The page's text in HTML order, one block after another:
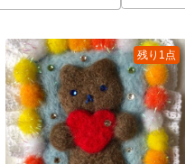
残り1点